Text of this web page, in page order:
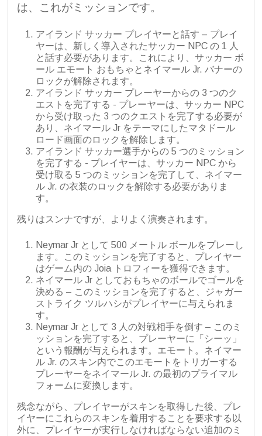
は、これがミッションです。
アイランド サッカー プレイヤーと話す – プレイ
ヤーは、新しく導入されたサッカー NPC の 1 人
と話す必要があります。これにより、サッカー ボ
ール エモート おもちゃとネイマール Jr. バナーの
ロックが解除されます。
アイランド サッカー プレーヤーからの 3 つのク
エストを完了する - プレーヤーは、サッカー NPC
から受け取った 3 つのクエストを完了する必要が
あり、ネイマール Jr をテーマにしたマタドール
ロード画面のロックを解除します。
アイランド サッカー選手からの 5 つのミッション
を完了する - プレイヤーは、サッカー NPC から
受け取る 5 つのミッションを完了して、ネイマー
ル Jr. の衣装のロックを解除する必要がありま
す。
残りはスンナですが、よりよく演奏されます。
Neymar Jr として 500 メートル ボールをプレーし
ます。このミッションを完了すると、プレイヤー
はゲーム内の Joia トロフィーを獲得できます。
ネイマール Jr としておもちゃのボールでゴールを
決める – このミッションを完了すると、ジャガー
ストライク ツルハシがプレイヤーに与えられま
す。
Neymar Jr として 3 人の対戦相手を倒す – このミ
ッションを完了すると、プレーヤーに「シーッ」
という報酬が与えられます。エモート。ネイマー
ル Jr. のスキン内でこのエモートをトリガーする
プレーヤーをネイマール Jr. の最初のプライマル
フォームに変換します。
残念ながら、プレイヤーがスキンを取得した後、プレ
イヤーにこれらのスキンを着用することを要求する以
外に、プレイヤーが実行しなければならない追加のミ